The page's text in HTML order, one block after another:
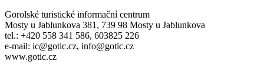
Gorolské turistické informační centrum
Mosty u Jablunkova 381, 739 98 Mosty u Jablunkova
tel.: +420 558 341 586, 603825 226
e-mail: ic@gotic.cz, info@gotic.cz
www.gotic.cz